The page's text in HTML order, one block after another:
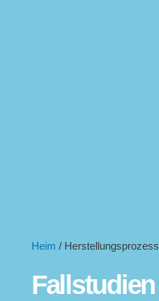
Heim / Herstellungsprozess
Fallstudien